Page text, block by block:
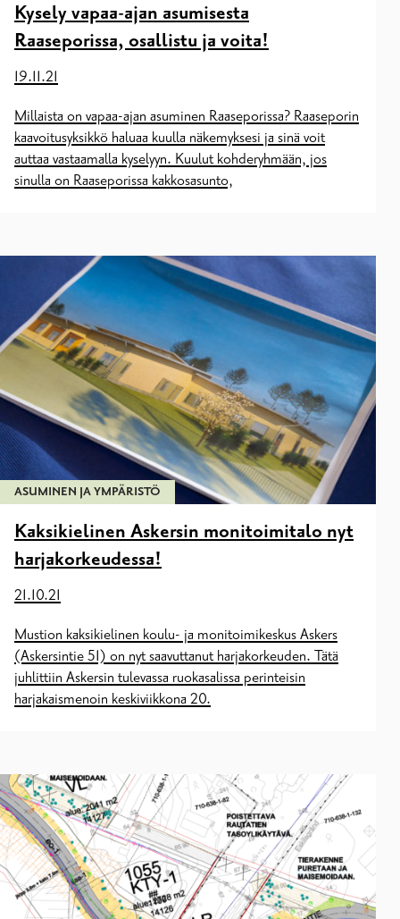
Kysely vapaa-ajan asumisesta
Raaseporissa, osallistu ja voita!
19.11.21
Millaista on vapaa-ajan asuminen Raaseporissa? Raaseporin
kaavoitusyksikkö haluaa kuulla näkemyksesi ja sinä voit
auttaa vastaamalla kyselyyn. Kuulut kohderyhmään, jos
sinulla on Raaseporissa kakkosasunto,
ASUMINEN JA YMPÄRISTÖ
Kaksikielinen Askersin monitoimitalo nyt
harjakorkeudessa!
21.10.21
Mustion kaksikielinen koulu- ja monitoimikeskus Askers
(Askersintie 51) on nyt saavuttanut harjakorkeuden. Tätä
juhlittiin Askersin tulevassa ruokasalissa perinteisin
harjakaismenoin keskiviikkona 20.